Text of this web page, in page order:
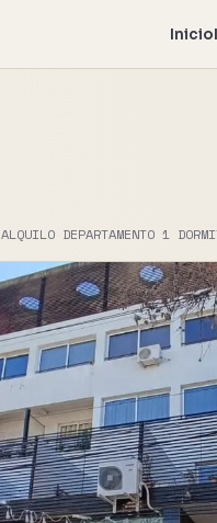
Inicio
ALQUILO DEPARTAMENTO 1